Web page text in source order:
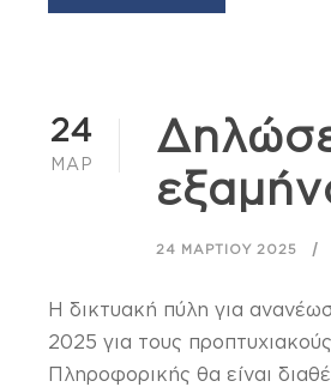
24
ΜΑΡ
24 ΜΑΡΤΊΟΥ 2025
Η δικτυακή πύλη για
2025 για τους
Πληροφορικής θα είναι